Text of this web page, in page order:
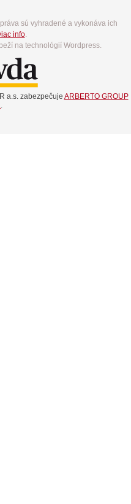
sú vyhradené a vykonáva ich
info.
na technológií Wordpress.
a.s. zabezpečuje ARBERTO GROUP